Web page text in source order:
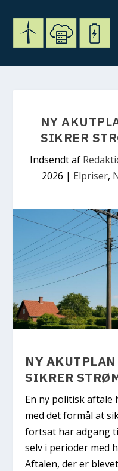
NY
SIKRER
Indsendt af
2026 | Elpriser,
NY
SIKRER
En ny politisk aftale
med det formål at
fortsat har adgang
selv i perioder med
Aftalen, der er